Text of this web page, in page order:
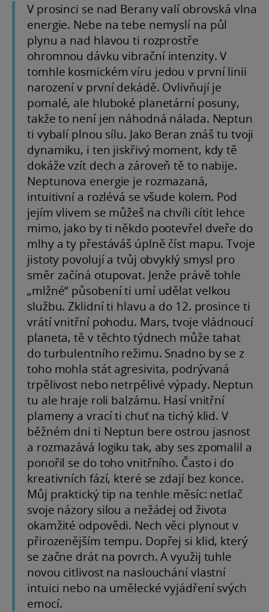
V prosinci se nad Berany valí obrovská vlna
energie. Nebe na tebe nemyslí na půl
plynu a nad hlavou ti rozprostře
ohromnou dávku vibrační intenzity. V
tomhle kosmickém víru jedou v první linii
narození v první dekádě. Ovlivňují je
pomalé, ale hluboké planetární posuny,
takže to není jen náhodná nálada. Neptun
ti vybalí plnou sílu. Jako Beran znáš tu tvoji
dynamiku, i ten jiskřivý moment, kdy tě
dokáže vzít dech a zároveň tě to nabije.
Neptunova energie je rozmazaná,
intuitivní a rozlévá se všude kolem. Pod
jejím vlivem se můžeš na chvíli cítit lehce
mimo, jako by ti někdo pootevřel dveře do
mlhy a ty přestáváš úplně číst mapu. Tvoje
jistoty povolují a tvůj obvyklý smysl pro
směr začíná otupovat. Jenže právě tohle
„mlžné“ působení ti umí udělat velkou
službu. Zklidní ti hlavu a do 12. prosince ti
vrátí vnitřní pohodu. Mars, tvoje vládnoucí
planeta, tě v těchto týdnech může tahat
do turbulentního režimu. Snadno by se z
toho mohla stát agresivita, podrývaná
trpělivost nebo netrpělivé výpady. Neptun
tu ale hraje roli balzámu. Hasí vnitřní
plameny a vrací ti chuť na tichý klid. V
běžném dni ti Neptun bere ostrou jasnost
a rozmazává logiku tak, aby ses zpomalil a
ponořil se do toho vnitřního. Často i do
kreativních fází, které se zdají bez konce.
Můj praktický tip na tenhle měsíc: netlač
svoje názory silou a nežádej od života
okamžité odpovědi. Nech věci plynout v
přirozenějším tempu. Dopřej si klid, který
se začne drát na povrch. A využij tuhle
novou citlivost na naslouchání vlastní
intuici nebo na umělecké vyjádření svých
emocí.